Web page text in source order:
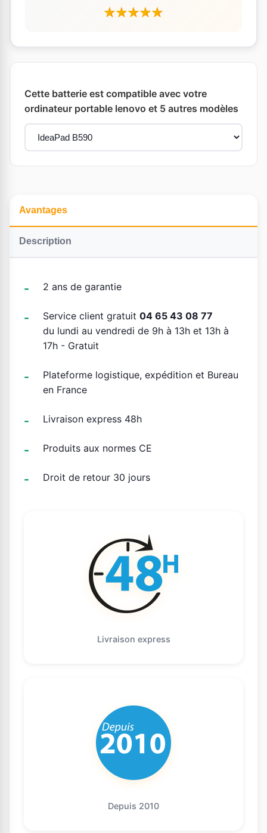
Cette batterie est compatible avec votre
ordinateur portable lenovo et 5 autres modèles
Avantages
Description
2 ans de garantie
Service client gratuit 04 65 43 08 77
du lundi au vendredi de 9h à 13h et 13h à
17h - Gratuit
Plateforme logistique, expédition et Bureau
en France
Livraison express 48h
Produits aux normes CE
Droit de retour 30 jours
Livraison express
Depuis 2010